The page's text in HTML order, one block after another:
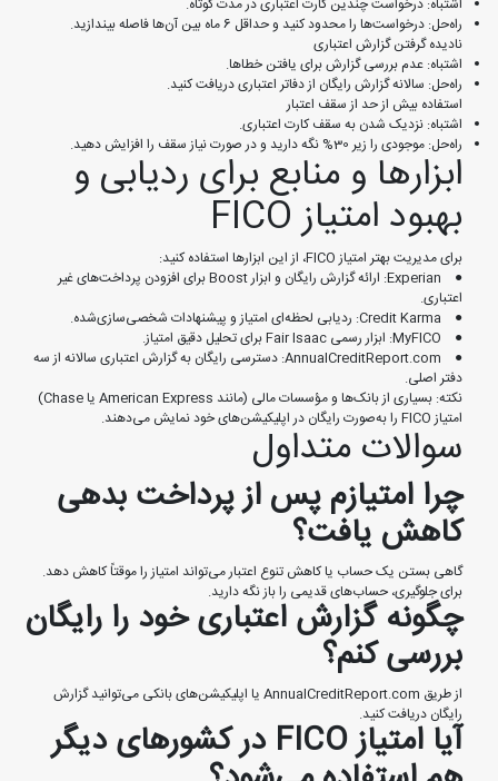
راه‌حل: درخواست‌ها را محدود کنید و حداقل 6 ماه بین آن‌ها فاصله بیندازید.
نادیده گرفتن گزارش اعتباری
اشتباه: عدم بررسی گزارش برای یافتن خطاها.
راه‌حل: سالانه گزارش رایگان از دفاتر اعتباری دریافت کنید.
استفاده بیش از حد از سقف اعتبار
اشتباه: نزدیک شدن به سقف کارت اعتباری.
راه‌حل: موجودی را زیر 30% نگه دارید و در صورت نیاز سقف را افزایش دهید.
ابزارها و منابع برای ردیابی و
بهبود امتیاز FICO
برای مدیریت بهتر امتیاز FICO، از این ابزارها استفاده کنید:
● Experian: ارائه گزارش رایگان و ابزار Boost برای افزودن پرداخت‌های غیر
اعتباری.
● Credit Karma: ردیابی لحظه‌ای امتیاز و پیشنهادات شخصی‌سازی‌شده.
● MyFICO: ابزار رسمی Fair Isaac برای تحلیل دقیق امتیاز.
● AnnualCreditReport.com: دسترسی رایگان به گزارش اعتباری سالانه از سه
دفتر اصلی.
نکته: بسیاری از بانک‌ها و مؤسسات مالی (مانند American Express یا Chase)
امتیاز FICO را به‌صورت رایگان در اپلیکیشن‌های خود نمایش می‌دهند.
سوالات متداول
چرا امتیازم پس از پرداخت بدهی
کاهش یافت؟
گاهی بستن یک حساب یا کاهش تنوع اعتبار می‌تواند امتیاز را موقتاً کاهش دهد.
برای جلوگیری، حساب‌های قدیمی را باز نگه دارید.
چگونه گزارش اعتباری خود را رایگان
بررسی کنم؟
از طریق AnnualCreditReport.com یا اپلیکیشن‌های بانکی می‌توانید گزارش
رایگان دریافت کنید.
آیا امتیاز FICO در کشورهای دیگر